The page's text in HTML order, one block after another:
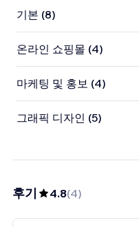
기본 (8)
온라인 쇼핑몰 (4)
마케팅 및 홍보 (4)
그래픽 디자인 (5)
후기 4.8(4)